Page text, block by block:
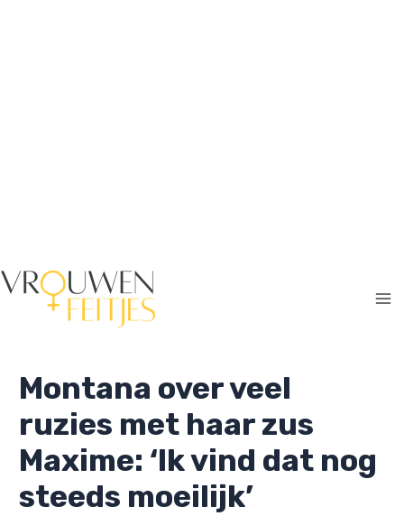
Montana over veel
ruzies met haar zus
Maxime: ‘Ik vind dat nog
steeds moeilijk’